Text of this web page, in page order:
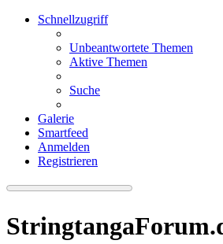
Schnellzugriff
Unbeantwortete Themen
Aktive Themen
Suche
Galerie
Smartfeed
Anmelden
Registrieren